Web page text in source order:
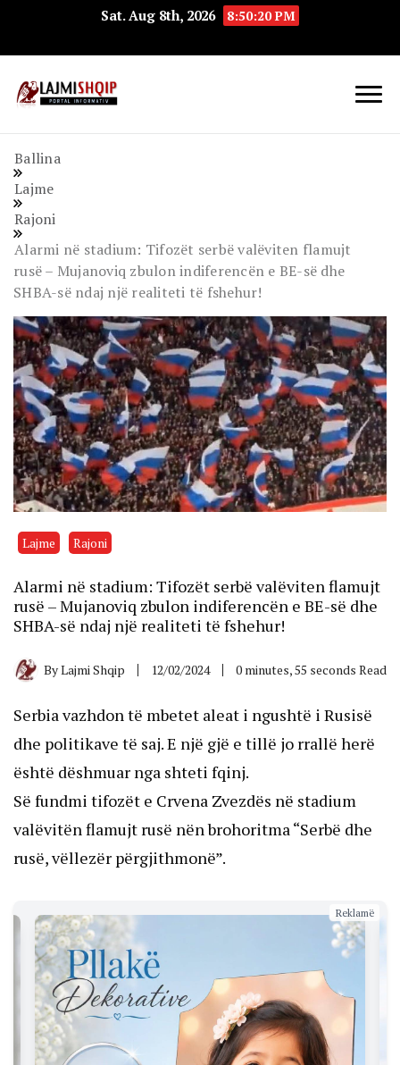
Sat. Aug 8th, 2026 8:50:21 PM
Ballina
Lajme
Rajoni
Alarmi në stadium: Tifozët serbë valëviten flamujt
rusë – Mujanoviq zbulon indiferencën e BE-së dhe
SHBA-së ndaj një realiteti të fshehur!
Lajme Rajoni
Alarmi në stadium: Tifozët serbë valëviten flamujt
rusë – Mujanoviq zbulon indiferencën e BE-së dhe
SHBA-së ndaj një realiteti të fshehur!
ByLajmi Shqip 12/02/2024 0 minutes, 55 seconds Read
Serbia vazhdon të mbetet aleat i ngushtë i Rusisë
dhe politikave të saj. E një gjë e tillë jo rrallë herë
është dëshmuar nga shteti fqinj.
Së fundmi tifozët e Crvena Zvezdës në stadium
valëvitën flamujt rusë nën brohoritma “Serbë dhe
rusë, vëllezër përgjithmonë”.
Reklamë